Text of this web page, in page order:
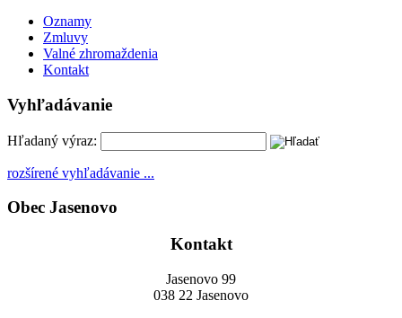
Oznamy
Zmluvy
Valné zhromaždenia
Kontakt
Vyhľadávanie
Hľadaný výraz:
rozšírené vyhľadávanie ...
Obec Jasenovo
Kontakt
Jasenovo 99
038 22 Jasenovo